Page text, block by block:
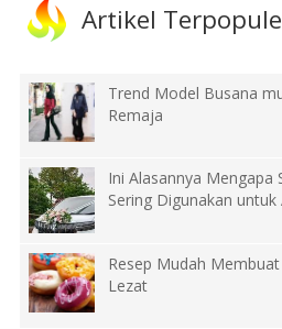
Artikel
Trend Model Busana
Remaja
Ini Alasannya Mengapa
Sering Digunakan
Resep Mudah
Lezat